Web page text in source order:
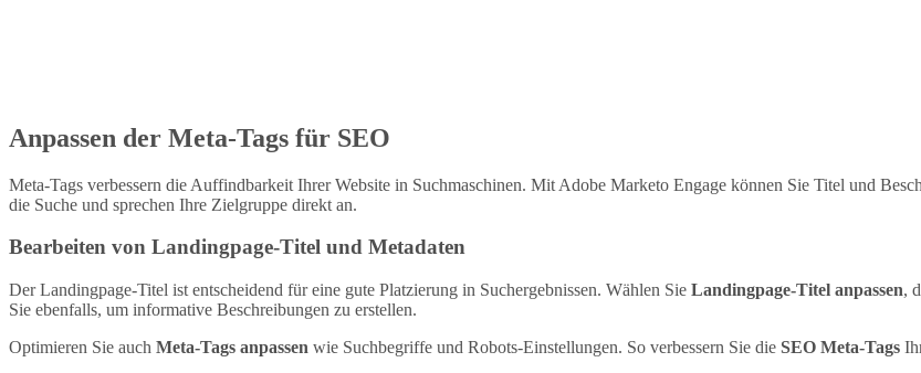
Anpassen der Meta-Tags für SEO
Meta-Tags verbessern die Auffindbarkeit Ihrer Website in Suchmaschinen. Mit Adobe Marketo Engage können Sie Titel und
die Suche und sprechen Ihre Zielgruppe direkt an.
Bearbeiten von Landingpage-Titel und Metadaten
Der Landingpage-Titel ist entscheidend für eine gute Platzierung in Suchergebnissen. Wählen Sie Landingpage-Titel anpassen,
Sie ebenfalls, um informative Beschreibungen zu erstellen.
Optimieren Sie auch Meta-Tags anpassen wie Suchbegriffe und Robots-Einstellungen. So verbessern Sie die SEO Meta-Tags